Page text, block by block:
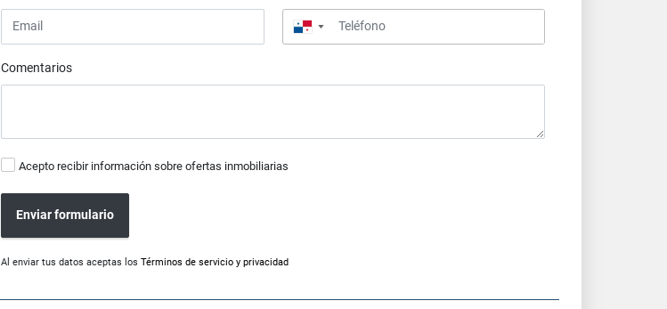
▼
Comentarios
Acepto recibir información sobre ofertas inmobiliarias
Enviar formulario
Al enviar tus datos aceptas losTérminos de servicio y privacidad